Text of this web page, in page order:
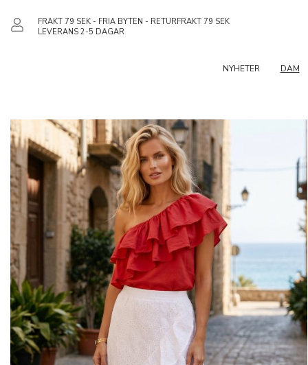
FRAKT 79 SEK - FRIA BYTEN - RETURFRAKT 79 SEK
LEVERANS 2-5 DAGAR
NYHETER DAM